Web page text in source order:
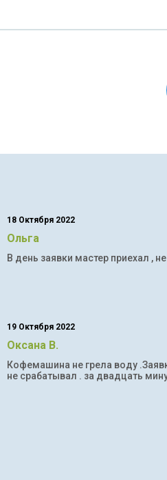
18 Октября 2022
Ольга
В день заявки мастер приехал ,
19 Октября 2022
Оксана В.
Кофемашина не грела воду
не срабатывал . за двадцать